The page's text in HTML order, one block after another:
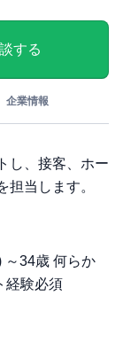
する
企業情報
し、接客、ホー
担当します。
～34歳 何らか
経験必須